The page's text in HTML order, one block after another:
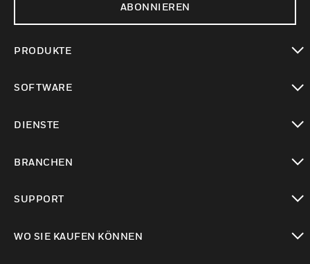
ABONNIEREN
PRODUKTE
SOFTWARE
DIENSTE
BRANCHEN
SUPPORT
WO SIE KAUFEN KÖNNEN